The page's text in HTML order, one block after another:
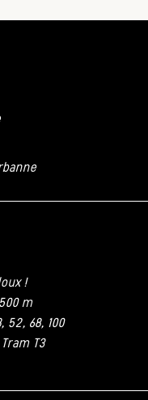
!
m
52, 68, 100
T3